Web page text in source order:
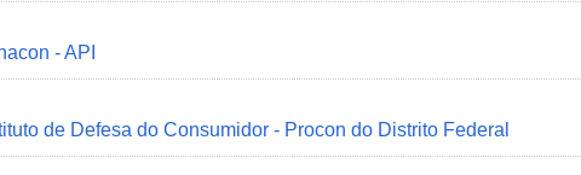
- API
de Defesa do Consumidor - Procon do Distrito Federal